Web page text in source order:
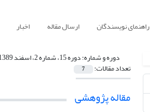
راهنمای نویسندگان ارسال مقاله اخبار
دوره و شماره:دوره 15، شماره 2، اسفند 1389
تعداد مقالات: 7
مقاله پژوهشی